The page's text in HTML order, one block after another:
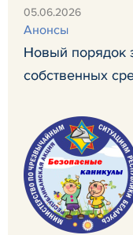
05.06.2026
Анонсы
Новый порядок
собственных